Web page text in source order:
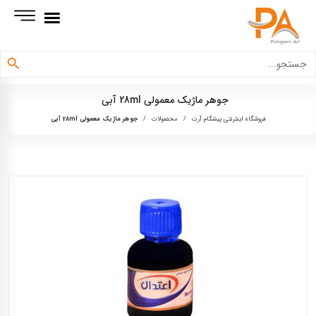
برای:
دکمه جستجو
جوهر ماژیک معمولی 28ml آبی
فروشگاه اینترنتی پیشگام آرت / محصولات / جوهر ماژیک معمولی 28ml آبی